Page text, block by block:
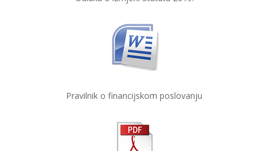
Pravilnik o financijskom poslovanju